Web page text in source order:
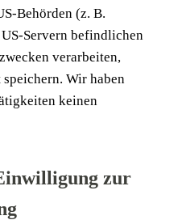
Behör­den (z. B.
Ser­vern befind­li­chen
ver­ar­bei­ten,
Wir haben
kei­nen
zur